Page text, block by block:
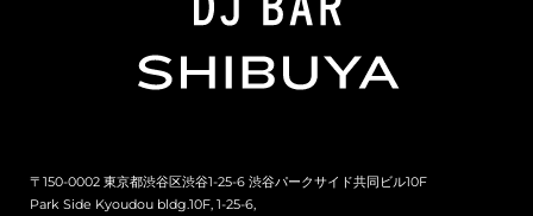
〒150-0002 東京都渋谷区渋谷1-25-6 渋谷パークサイド共同ビル10F
Park Side Kyoudou bldg.10F, 1-25-6,